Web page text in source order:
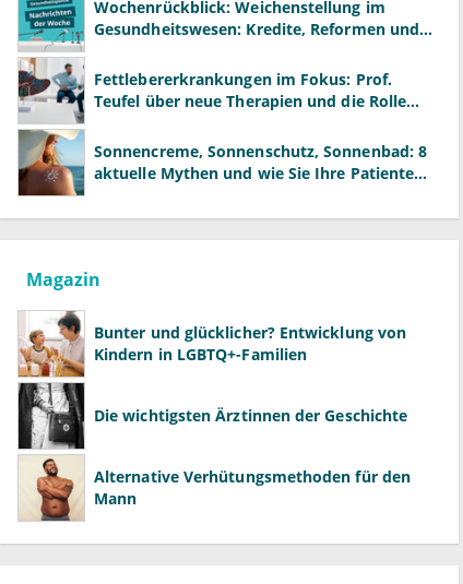
Wochenrückblick: Weichenstellung im
Gesundheitswesen: Kredite, Reformen und
Fettlebererkrankungen im Fokus: Prof.
Teufel über neue Therapien und die Rolle
Sonnencreme, Sonnenschutz, Sonnenbad: 8
aktuelle Mythen und wie Sie Ihre Patienten
Magazin
Bunter und glücklicher? Entwicklung von
Kindern in LGBTQ+-Familien
Die wichtigsten Ärztinnen der Geschichte
Alternative Verhütungsmethoden für den
Mann